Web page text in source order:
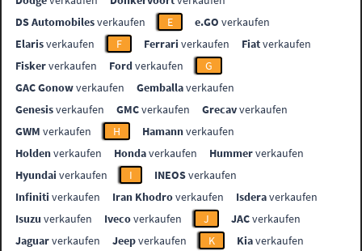
DS Automobilesverkaufen E e.GO verkaufen
Elarisverkaufen F Ferrari verkaufen Fiatverkaufen
Fiskerverkaufen Fordverkaufen
G
GAC Gonowverkaufen Gemballaverkaufen
Genesisverkaufen GMCverkaufen Grecavverkaufen
GWM verkaufen H Hamannverkaufen
Holdenverkaufen Hondaverkaufen Hummerverkaufen
Hyundai verkaufen I INEOSverkaufen
Infiniti verkaufen Iran Khodroverkaufen Isderaverkaufen
Isuzu verkaufen Ivecoverkaufen J JACverkaufen
Jaguarverkaufen Jeepverkaufen K Kiaverkaufen